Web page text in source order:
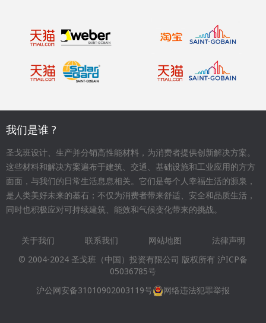
我们是谁 ?
圣戈班设计、生产并分销高性能材料，为消费者提供创新解决方案。
这些材料和解决方案遍布于建筑、交通、基础设施和工业应用的方方
面面，与我们的日常生活息息相关。它们是每个人幸福生活的源泉，
是人类美好未来的基石；不仅为消费者带来舒适、安全和品质生活，
同时也积极应对可持续建筑、能效和气候变化带来的挑战。
Footer
menu
关于我们 联系我们 网站地图
法律声明
© 2004-2024 圣戈班（中国）投资有限公司 版权所有 沪ICP备
05036785号
沪公网安备31010902003119号
网络违法犯罪举报